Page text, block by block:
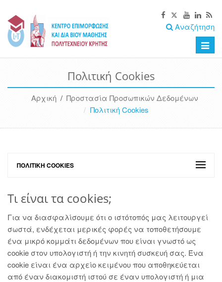
Αναζήτηση
Toggle
Πολιτική Cookies
Αρχική / Προστασία Προσωπικών Δεδομένων
Πολιτική Cookies
ΠΟΛΙΤΙΚΉ COOKIES
Τι είναι τα cookies;
Για να διασφαλίσουμε ότι ο ιστότοπός μας λειτουργεί
σωστά, ενδέχεται μερικές φορές να τοποθετήσουμε
ένα μικρό κομμάτι δεδομένων που είναι γνωστό ως
cookie στον υπολογιστή ή την κινητή συσκευή σας. Ένα
cookie είναι ένα αρχείο κειμένου που αποθηκεύεται
από έναν διακομιστή ιστού σε έναν υπολογιστή ή μια